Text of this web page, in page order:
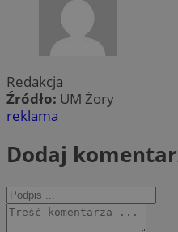
Redakcja
Źródło: UM Żory
reklama
Dodaj